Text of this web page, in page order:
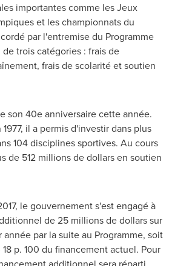
importantes comme les Jeux
et les championnats du
par l'entremise du Programme
trois catégories : frais de
frais de scolarité et soutien
son 40e anniversaire cette année.
il a permis d'investir dans plus
104 disciplines sportives. Au cours
de 512 millions de dollars en soutien
le gouvernement s'est engagé à
de 25 millions de dollars sur
par la suite au Programme, soit
p. 100 du financement actuel. Pour